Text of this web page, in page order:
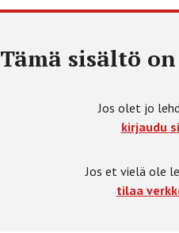
Tämä sisältö
Jos olet jo
kirjaudu
Jos et vielä ole
tilaa